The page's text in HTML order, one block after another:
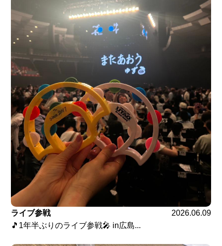
ライブ参戦
2026.06.09
🎵1年半ぶりのライブ参戦🎤 in広島...